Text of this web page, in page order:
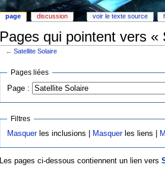
Pages qui pointent vers «
←Satellite Solaire
Pages liées
Page :
Filtres
Masquerles inclusions | Masquerles liens |
Les pages ci-dessous contiennent un lien vers
page discussion voir le texte source